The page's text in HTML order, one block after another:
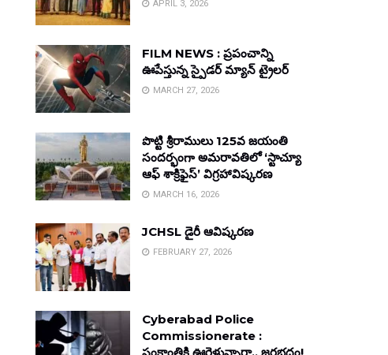
APRIL 3, 2026
FILM NEWS : ప్రపంచాన్ని
ఊపేస్తున్న స్పైడర్ మ్యాన్ ట్రైలర్
MARCH 27, 2026
పొట్టి శ్రీరాములు 125వ జయంతి
సందర్భంగా అమరావతిలో ‘స్టాచ్యూ
ఆఫ్ శాక్రిఫైస్’ విగ్రహావిష్కరణ
MARCH 16, 2026
JCHSL డైరీ ఆవిష్కరణ
FEBRUARY 27, 2026
Cyberabad Police
Commissionerate :